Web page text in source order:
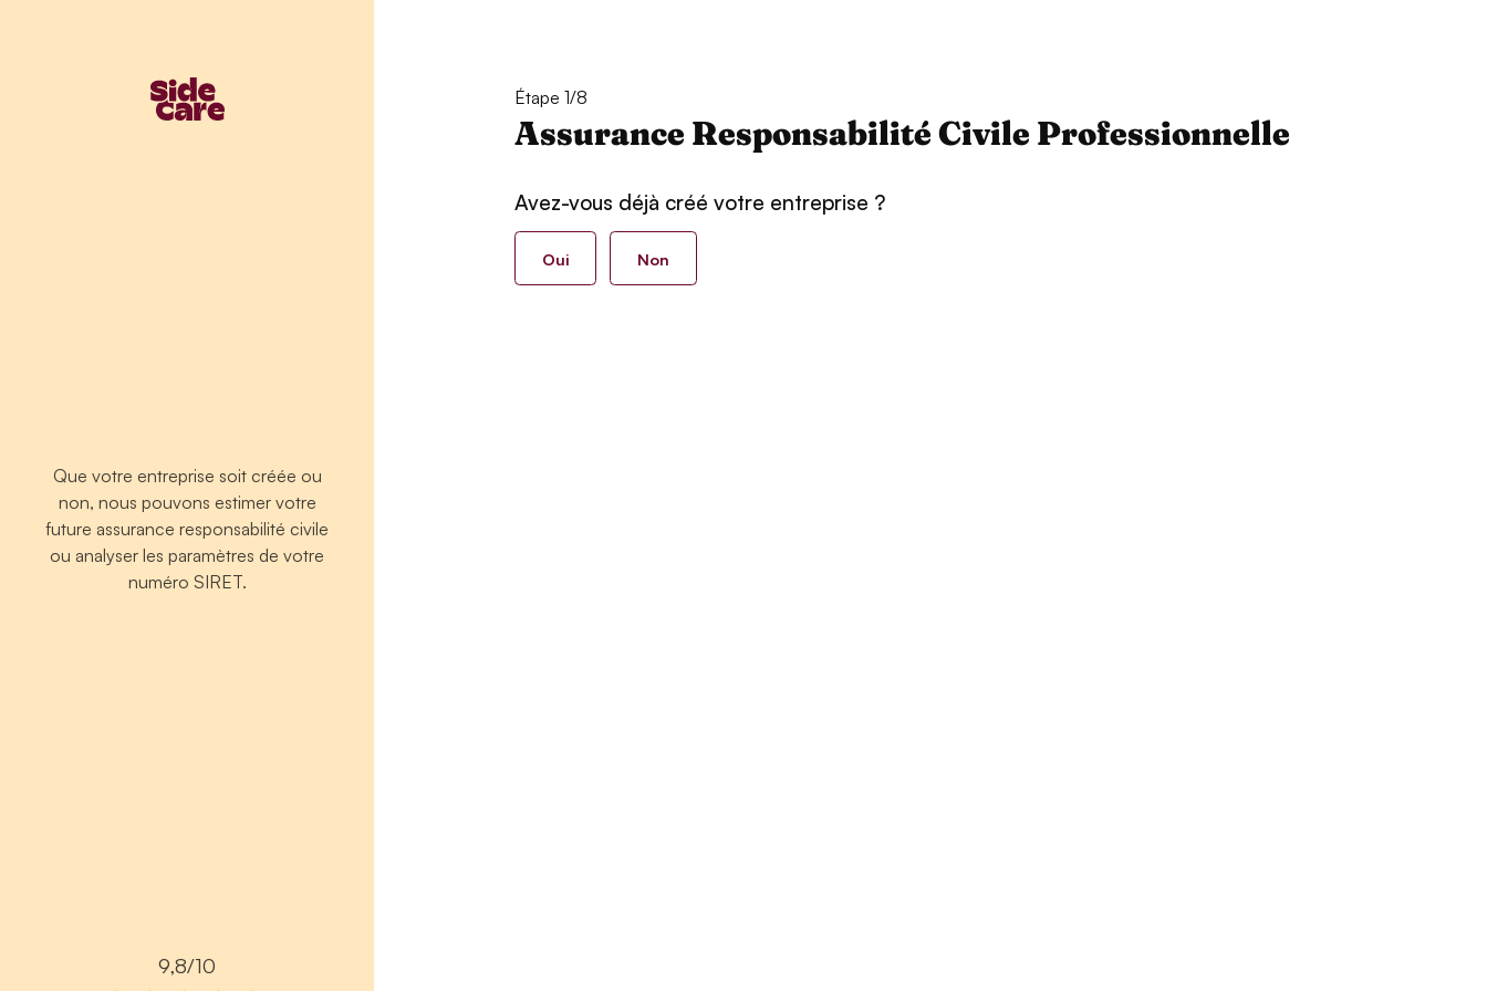
Que votre entreprise soit créée ou
non, nous pouvons estimer votre
future assurance responsabilité civile
ou analyser les paramètres de votre
numéro SIRET.
9,8/10
Étape 1/8
Assurance Responsabilité Civile Professionnelle
Avez-vous déjà créé votre entreprise ?
Oui Non